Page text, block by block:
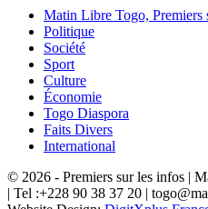
Matin Libre Togo, Premiers
Politique
Société
Sport
Culture
Économie
Togo Diaspora
Faits Divers
International
© 2026 - Premiers sur les infos |
| Tel :+228 90 38 37 20 |